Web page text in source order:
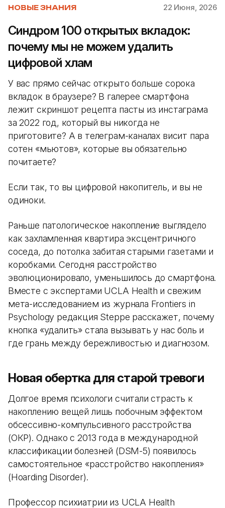
НОВЫЕ ЗНАНИЯ 22 Июня, 2026
Синдром 100 открытых вкладок:
почему мы не можем удалить
цифровой хлам
У вас прямо сейчас открыто больше сорока
вкладок в браузере? В галерее смартфона
лежит скриншот рецепта пасты из инстаграма
за 2022 год, который вы никогда не
приготовите? А в телеграм-каналах висит пара
сотен «мьютов», которые вы обязательно
почитаете?
Если так, то вы цифровой накопитель, и вы не
одиноки.
Раньше патологическое накопление выглядело
как захламленная квартира эксцентричного
соседа, до потолка забитая старыми газетами и
коробками. Сегодня расстройство
эволюционировало, уменьшилось до смартфона.
Вместе с экспертами UCLA Health и свежим
мета-исследованием из журнала Frontiers in
Psychology редакция Steppe расскажет, почему
кнопка «удалить» стала вызывать у нас боль и
где грань между бережливостью и диагнозом.
Новая обертка для старой тревоги
Долгое время психологи считали страсть к
накоплению вещей лишь побочным эффектом
обсессивно-компульсивного расстройства
(ОКР). Однако с 2013 года в международной
классификации болезней (DSM-5) появилось
самостоятельное «расстройство накопления»
(Hoarding Disorder).
Профессор психиатрии из UCLA Health